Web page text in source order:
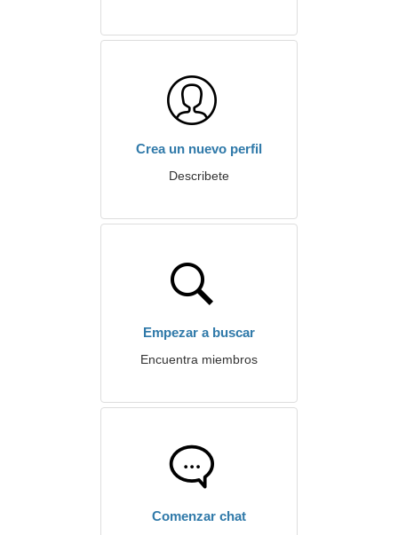
Crea un nuevo perfil
Describete
Empezar a buscar
Encuentra miembros
Comenzar chat